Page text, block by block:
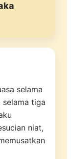
selama
selama tiga
niat,